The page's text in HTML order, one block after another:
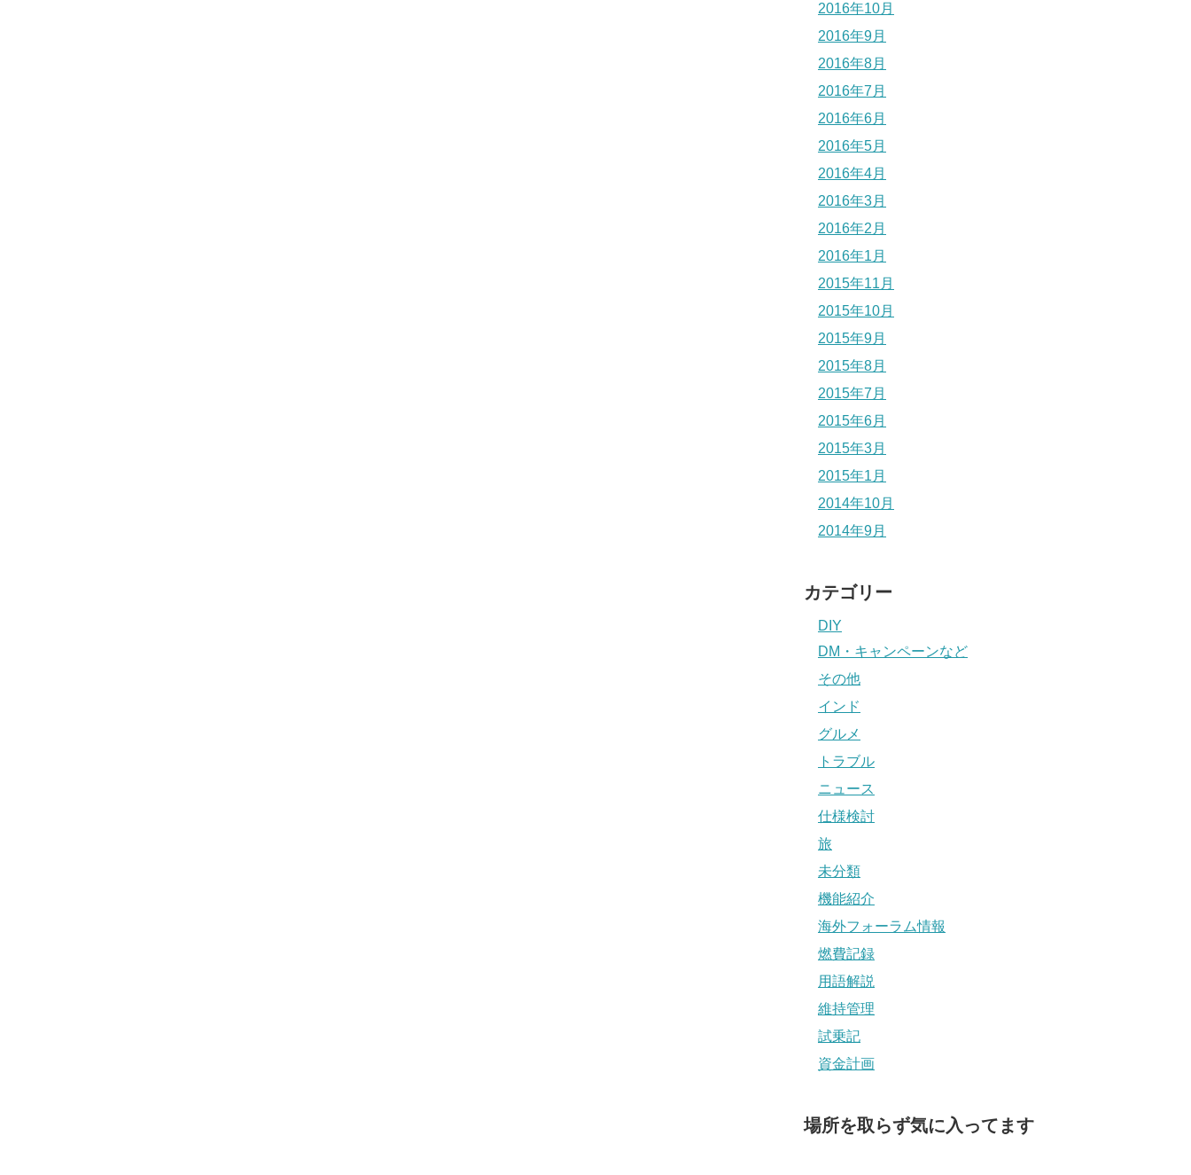
2016年10月
2016年9月
2016年8月
2016年7月
2016年6月
2016年5月
2016年4月
2016年3月
2016年2月
2016年1月
2015年11月
2015年10月
2015年9月
2015年8月
2015年7月
2015年6月
2015年3月
2015年1月
2014年10月
2014年9月
カテゴリー
DIY
DM・キャンペーンなど
その他
インド
グルメ
トラブル
ニュース
仕様検討
旅
未分類
機能紹介
海外フォーラム情報
燃費記録
用語解説
維持管理
試乗記
資金計画
場所を取らず気に入ってます